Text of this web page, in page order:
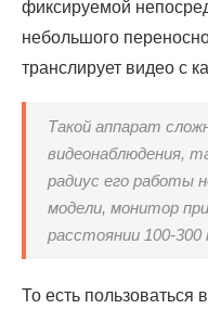
фиксируемой
небольшого
транслирует видео с
Такой аппарат
видеонаблюдения,
радиус его работы
модели, монитор
расстоянии 100-300
То есть пользоваться